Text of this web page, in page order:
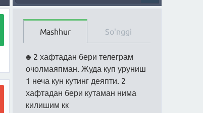
Mashhur So'nggi
2 хафтадан бери телеграм
очолмаяпман. Жуда куп уруниш
1 неча кун кутинг деяпти. 2
хафтадан бери кутаман нима
килишим кк